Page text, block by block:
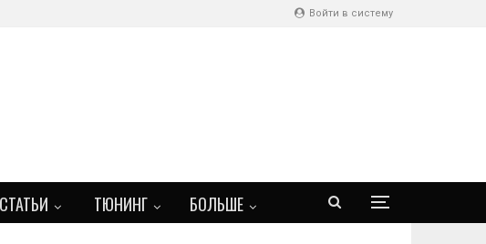
Войти в систему
СТАТЬИ ТЮНИНГ БОЛЬШЕ